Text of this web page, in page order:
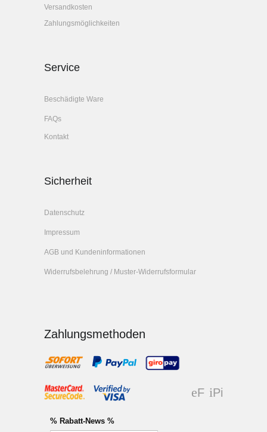
Versandkosten
Zahlungsmöglichkeiten
Service
Beschädigte Ware
FAQs
Kontakt
Sicherheit
Datenschutz
Impressum
AGB und Kundeninformationen
Widerrufsbelehrung / Muster-Widerrufsformular
Zahlungsmethoden
F
Pi
% Rabatt-News %